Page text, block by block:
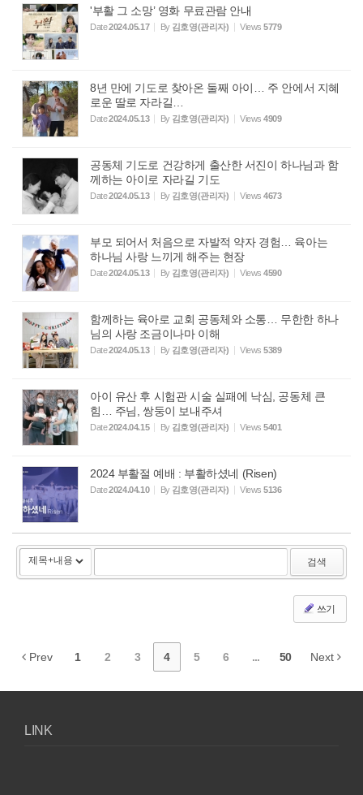
'부활 그 소망’ 영화 무료관람 안내
Date2024.05.17 By 김호영(관리자) Views 5779
8년 만에 기도로 찾아온 둘째 아이… 주 안에서 지혜
로운 딸로 자라길…
Date2024.05.13 By 김호영(관리자) Views 4909
공동체 기도로 건강하게 출산한 서진이 하나님과 함
께하는 아이로 자라길 기도
Date2024.05.13 By 김호영(관리자) Views 4673
부모 되어서 처음으로 자발적 약자 경험… 육아는
하나님 사랑 느끼게 해주는 현장
Date2024.05.13 By 김호영(관리자) Views 4590
함께하는 육아로 교회 공동체와 소통… 무한한 하나
님의 사랑 조금이나마 이해
Date2024.05.13 By 김호영(관리자) Views 5389
아이 유산 후 시험관 시술 실패에 낙심, 공동체 큰
힘… 주님, 쌍둥이 보내주셔
Date2024.04.15 By 김호영(관리자) Views 5401
2024 부활절 예배 : 부활하셨네 (Risen)
Date2024.04.10 By 김호영(관리자) Views 5136
검색
쓰기
Prev 1 2 3 4 5 6 ... 50 Next
LINK